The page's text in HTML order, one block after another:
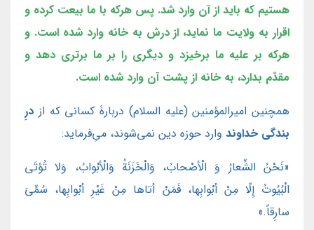
هستیم که باید از آن وارد شد. پس هرکه با ما بیعت کرده و
اقرار به ولایت ما نماید، از درش به خانه وارد شده است. و
هرکه بر علیه ما برخیزد و دیگری را بر ما برتری دهد و
مقدّم بدارد، به خانه از پشت آن وارد شده است.
همچنین امیرالمؤمنین (علیه السلام) دربارۀ کسانی که از درِ
بندگی خداوند وارد حوزه دین نمی‌شوند، میِ‌فرماید:
«نَحْنُ الشِّعارُ وَ الْأصْحابُ، وَالْخَزَنَةُ وَالْأبْوابُ، وَلا تُؤتَى
الْبُيُوتُ إِلّا مِنْ أبْوابِها، فَمَنْ أتاها مِنْ غَيْرِ أبْوابِها، سُمِّيَ
سارِقاً.»